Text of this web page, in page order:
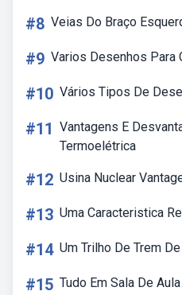
#8 Veias Do Braço
#9 Varios Desenhos Para
#10 Vários Tipos De
#11 Vantagens E
Termoelétrica
#12 Usina Nuclear
#13 Uma Caracteristica
#14 Um Trilho De Trem
#15 Tudo Em Sala De